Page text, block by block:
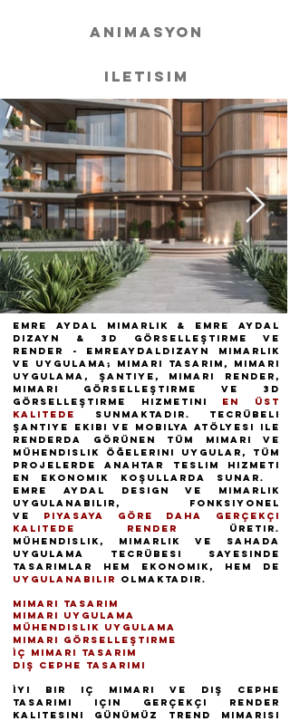
animasyon
iletisim
Emre Aydal Mimarlık & Emre Aydal
Dizayn & 3D Görselleştirme ve
Render - emreaydaldizayn mimarlık
ve uygulama; mimari tasarım, mimari
uygulama, şantiye, mimari render,
mimari görselleştirme ve 3D
görselleştirme hizmetini en üst
kalitede
sunmaktadır. Tecrübeli
Şantiye ekibi ve Mobilya atölyesi ile
renderda görünen tüm mimari ve
mühendislik öğelerini uygular, tüm
projelerde anahtar teslim hizmeti
en ekonomik koşullarda sunar.
Emre Aydal Design ve Mimarlık
uygulanabilir, fonksiyonel
ve piyasaya göre daha gerçekçi
kalitede render
üretir.
Mühendislik, mimarlık ve sahada
uygulama tecrübesi sayesinde
tasarımlar hem ekonomik, hem de
uygulanabilir
olmaktadır.
Mimari Tasarım
Mimari Uygulama
Mühendislik Uygulama
Mimari Görselleştirme
İç Mimari Tasarım
Dış Cephe tasarımı
İyi bir iç mimari ve dış cephe
tasarımı için gerçekçi render
kalitesini günümüz trend mimarisi